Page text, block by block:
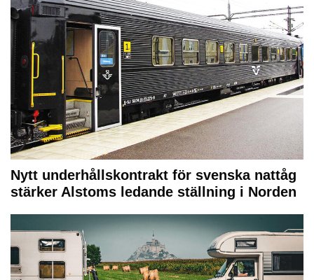
Nytt underhållskontrakt för svenska nattåg
stärker Alstoms ledande ställning i Norden